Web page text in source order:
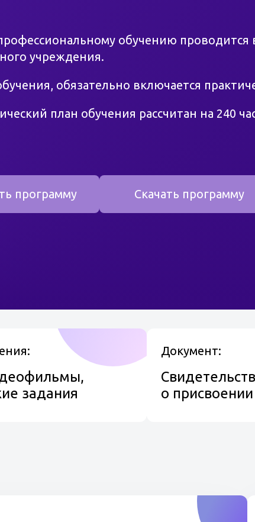
обучению проводится
учреждения.
обязательно включается
план обучения рассчитан на 240
состав Учебного центра Центр-плюс
по специальности «Наполнитель
типов защит от подделок.
обучения по программе
баллонов»:
свойства различных газов;
баллонов;
документация, применяемая при
программу Скачать программу
задания
Документ:
о